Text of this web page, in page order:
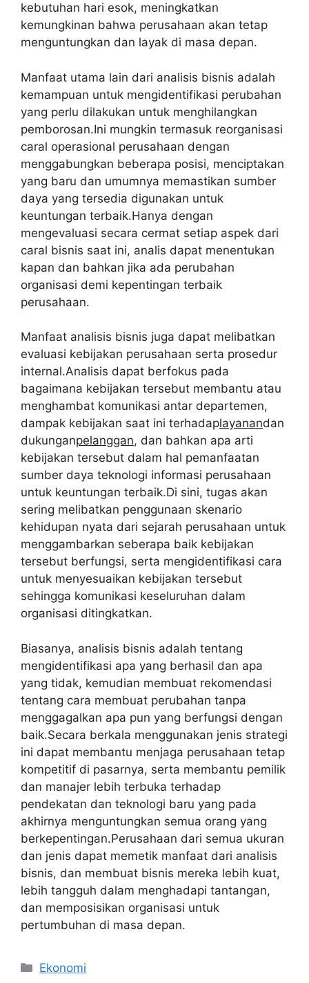
kebutuhan hari esok, meningkatkan
kemungkinan bahwa perusahaan akan tetap
menguntungkan dan layak di masa depan.
Manfaat utama lain dari analisis bisnis adalah
kemampuan untuk mengidentifikasi perubahan
yang perlu dilakukan untuk menghilangkan
pemborosan.Ini mungkin termasuk reorganisasi
caral operasional perusahaan dengan
menggabungkan beberapa posisi, menciptakan
yang baru dan umumnya memastikan sumber
daya yang tersedia digunakan untuk
keuntungan terbaik.Hanya dengan
mengevaluasi secara cermat setiap aspek dari
caral bisnis saat ini, analis dapat menentukan
kapan dan bahkan jika ada perubahan
organisasi demi kepentingan terbaik
perusahaan.
Manfaat analisis bisnis juga dapat melibatkan
evaluasi kebijakan perusahaan serta prosedur
internal.Analisis dapat berfokus pada
bagaimana kebijakan tersebut membantu atau
menghambat komunikasi antar departemen,
dampak kebijakan saat ini terhadaplayanandan
dukunganpelanggan, dan bahkan apa arti
kebijakan tersebut dalam hal pemanfaatan
sumber daya teknologi informasi perusahaan
untuk keuntungan terbaik.Di sini, tugas akan
sering melibatkan penggunaan skenario
kehidupan nyata dari sejarah perusahaan untuk
menggambarkan seberapa baik kebijakan
tersebut berfungsi, serta mengidentifikasi cara
untuk menyesuaikan kebijakan tersebut
sehingga komunikasi keseluruhan dalam
organisasi ditingkatkan.
Biasanya, analisis bisnis adalah tentang
mengidentifikasi apa yang berhasil dan apa
yang tidak, kemudian membuat rekomendasi
tentang cara membuat perubahan tanpa
menggagalkan apa pun yang berfungsi dengan
baik.Secara berkala menggunakan jenis strategi
ini dapat membantu menjaga perusahaan tetap
kompetitif di pasarnya, serta membantu pemilik
dan manajer lebih terbuka terhadap
pendekatan dan teknologi baru yang pada
akhirnya menguntungkan semua orang yang
berkepentingan.Perusahaan dari semua ukuran
dan jenis dapat memetik manfaat dari analisis
bisnis, dan membuat bisnis mereka lebih kuat,
lebih tangguh dalam menghadapi tantangan,
dan memposisikan organisasi untuk
pertumbuhan di masa depan.
Kategori
Ekonomi